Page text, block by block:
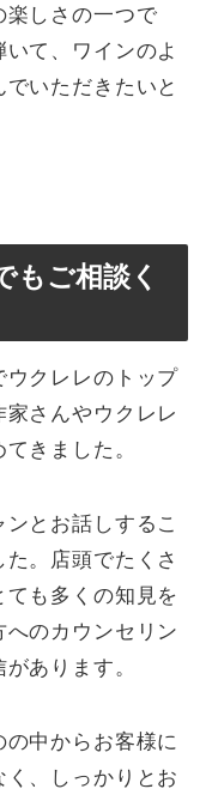
楽しさの一つで
て、ワインのよ
いただきたいと
もご相談く
ウクレレのトップ
さんやウクレレ
きました。
とお話しするこ
。店頭でたくさ
も多くの知見を
のカウンセリン
あります。
中からお客様に
、しっかりとお